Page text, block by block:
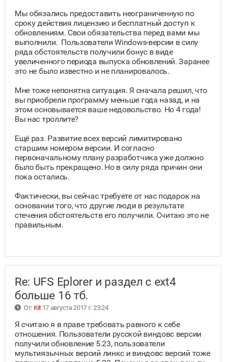
Мы обязались предоставить неограниченную по
сроку действия лицензию и бесплатный доступ к
обновлениям. Свои обязательства перед вами мы
выполнили. Пользователи Windows-версии в силу
ряда обстоятельств получили бонус в виде
увеличенного периода выпуска обновлений. Заранее
это не было известно и не планировалось.
Мне тоже непонятна ситуация. Я сначала решил, что
вы приобрели программу меньше года назад, и на
этом основывается ваше недовольство. Но 4 года!
Вы нас троллите?
Ещё раз. Развитие всех версий лимитировано
старшим номером версии. И согласно
первоначальному плану разработчика уже должно
было быть прекращено. Но в силу ряда причин они
пока остались.
Фактически, вы сейчас требуете от нас подарок на
основании того, что другие люди в результате
стечения обстоятельств его получили. Считаю это не
правильным.
Re: UFS Eplorer и раздел с ext4
больше 16 тб.
От: Kit17 августа 2017 г. 23:24
Я считаю я в праве требовать равного к себе
отношения. Пользователи русской виндовс версии
получили обновление 5.23, пользователи
мультиязычных версий линкс и виндовс версий тоже